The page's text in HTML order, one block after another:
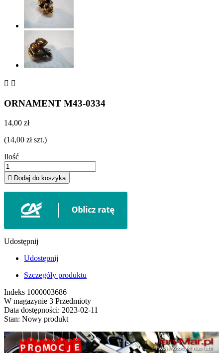
 
ORNAMENT M43-0334
14,00 zł
(14,00 zł szt.)
Ilość
 Dodaj do koszyka
Udostępnij
Udostępnij
Szczegóły produktu
Indeks 1000003686
W magazynie 3 Przedmioty
Data dostępności: 2023-02-11
Stan: Nowy produkt